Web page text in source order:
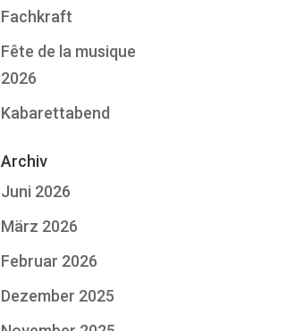
Fachkraft
Fête de la musique
2026
Kabarettabend
Archiv
Juni 2026
März 2026
Februar 2026
Dezember 2025